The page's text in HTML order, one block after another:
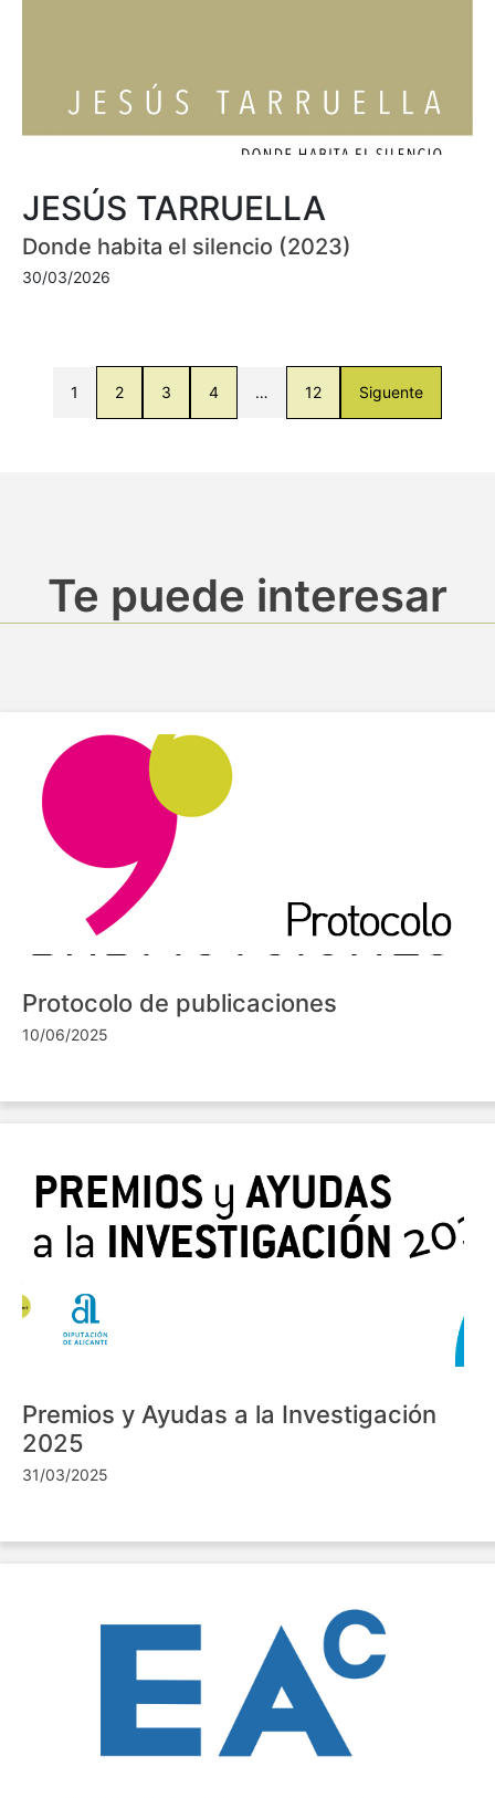
JESÚS TARRUELLA
Donde habita el silencio (2023)
30/03/2026
1 2 3 4 … 12 Siguente
Te puede interesar
Protocolo de publicaciones
10/06/2025
Premios y Ayudas a la Investigación
2025
31/03/2025